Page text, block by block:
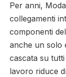
Per anni,
collegamenti
componenti
anche un solo
cascata su
lavoro riduce